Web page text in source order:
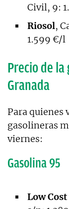
Civil, 9:
Riosol,
1.599 €/l
Precio de la
Granada
Para quienes
gasolineras
viernes:
Gasolina 95
Low